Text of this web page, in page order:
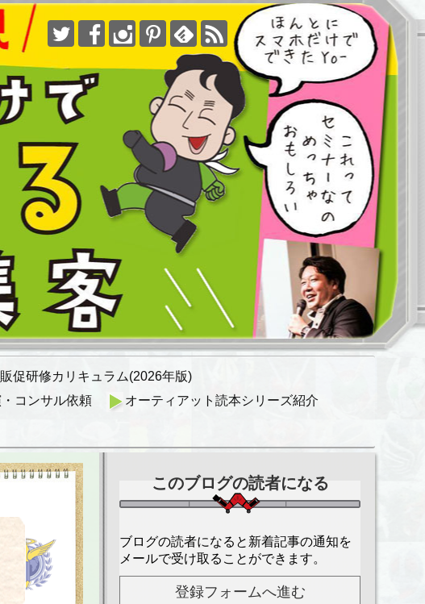
促研修カリキュラム(2026年版)
コンサル依頼
オーティアット読本シリーズ紹介
このブログの読者になる
ブログの読者になると新着記事の通知を
メールで受け取ることができます。